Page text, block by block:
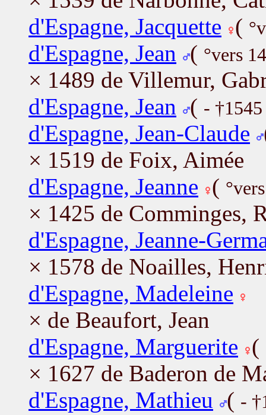
d'Espagne, Jacquette (
d'Espagne, Jean ( °vers
× 1489 de Villemur,
d'Espagne, Jean
( - †1545
d'Espagne, Jean-Claude
× 1519 de Foix, Aimée
d'Espagne, Jeanne (
× 1425 de Comminges,
d'Espagne, Jeanne-
× 1578 de Noailles,
d'Espagne, Madeleine
× de Beaufort, Jean
d'Espagne, Marguerite (
× 1627 de Baderon de
d'Espagne, Mathieu
( -